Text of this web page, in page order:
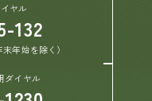
ヤル
132
年始を除く）
ダイヤル